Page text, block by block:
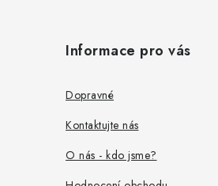
s
u
Informace pro vás
Dopravné
Kontaktujte nás
O nás - kdo jsme?